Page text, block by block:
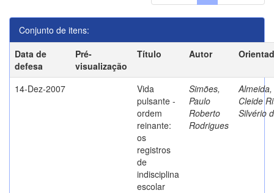
Conjunto de itens:
Data de
defesa
Pré-
visualização
Título Autor
14-Dez-2007
Vida
pulsante -
ordem
reinante:
os
registros
de
indisciplina
escolar
Simões,
Paulo
Roberto
Rodrigues
Almeida,
Cleide
Silvério